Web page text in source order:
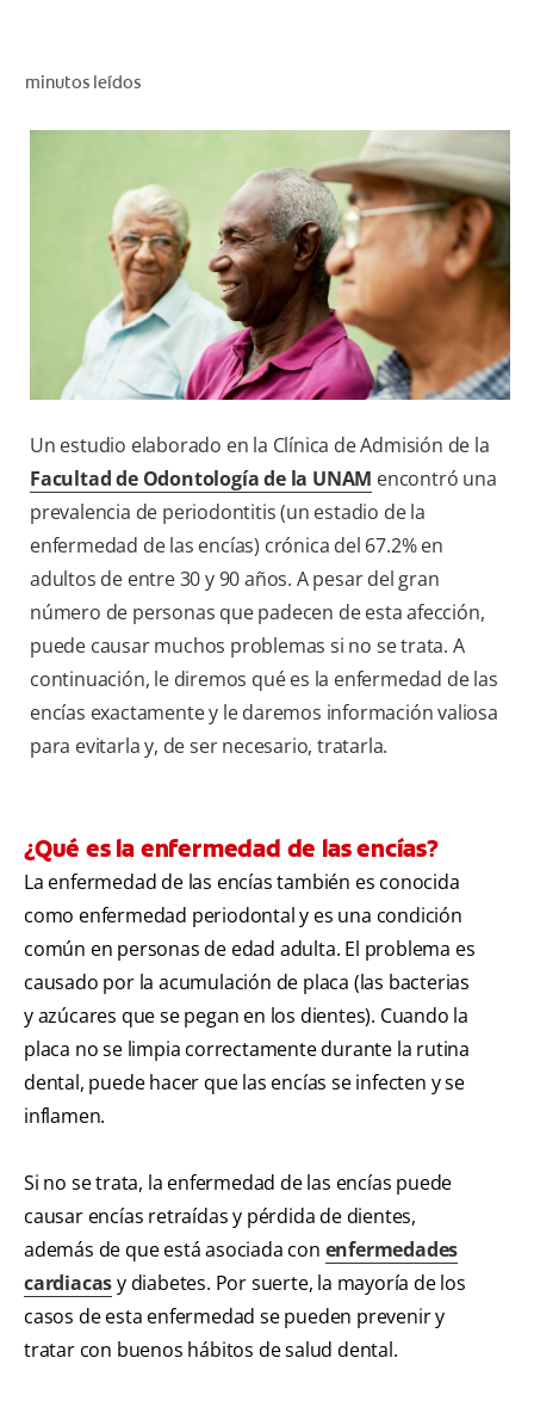
PROMOCIONES
CR (ES)
SUSCRÍBASE
minutos leídos
Un estudio elaborado en la Clínica de Admisión de la
Facultad de Odontología de la UNAM encontró una
prevalencia de periodontitis (un estadio de la
enfermedad de las encías) crónica del 67.2% en
adultos de entre 30 y 90 años. A pesar del gran
número de personas que padecen de esta afección,
puede causar muchos problemas si no se trata. A
continuación, le diremos qué es la enfermedad de las
encías exactamente y le daremos información valiosa
para evitarla y, de ser necesario, tratarla.
¿Qué es la enfermedad de las encías?
La enfermedad de las encías también es conocida
como enfermedad periodontal y es una condición
común en personas de edad adulta. El problema es
causado por la acumulación de placa (las bacterias
y azúcares que se pegan en los dientes). Cuando la
placa no se limpia correctamente durante la rutina
dental, puede hacer que las encías se infecten y se
inflamen.
Si no se trata, la enfermedad de las encías puede
causar encías retraídas y pérdida de dientes,
además de que está asociada con enfermedades
cardiacasy diabetes. Por suerte, la mayoría de los
casos de esta enfermedad se pueden prevenir y
tratar con buenos hábitos de salud dental.